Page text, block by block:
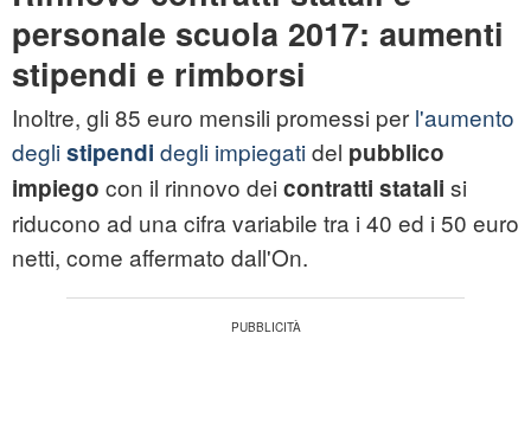
personale scuola 2017: aumenti
stipendi e rimborsi
Inoltre, gli 85 euro mensili promessi per l'aumento
deglistipendi degli impiegatidel pubblico
impiego con il rinnovo dei contratti statali si
riducono ad una cifra variabile tra i 40 ed i 50 euro
netti, come affermato dall'On.